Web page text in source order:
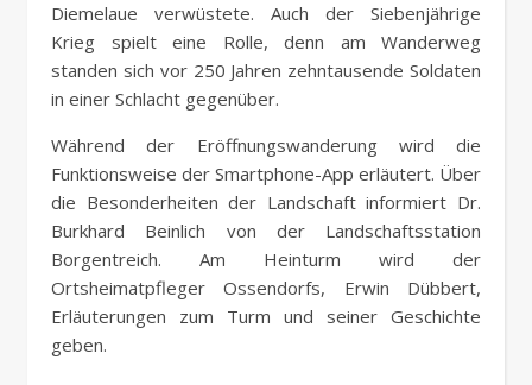
Diemelaue verwüstete. Auch der Siebenjährige
Krieg spielt eine Rolle, denn am Wanderweg
standen sich vor 250 Jahren zehntausende Soldaten
in einer Schlacht gegenüber.
Während der Eröffnungswanderung wird die
Funktionsweise der Smartphone-App erläutert. Über
die Besonderheiten der Landschaft informiert Dr.
Burkhard Beinlich von der Landschaftsstation
Borgentreich. Am Heinturm wird der
Ortsheimatpfleger Ossendorfs, Erwin Dübbert,
Erläuterungen zum Turm und seiner Geschichte
geben.